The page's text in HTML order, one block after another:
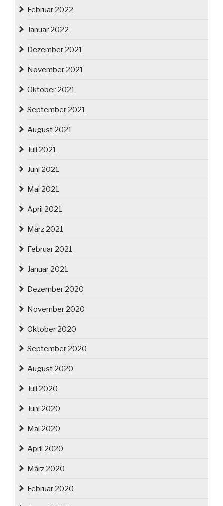
Februar 2022
Januar 2022
Dezember 2021
November 2021
Oktober 2021
September 2021
August 2021
Juli 2021
Juni 2021
Mai 2021
April 2021
März 2021
Februar 2021
Januar 2021
Dezember 2020
November 2020
Oktober 2020
September 2020
August 2020
Juli 2020
Juni 2020
Mai 2020
April 2020
März 2020
Februar 2020